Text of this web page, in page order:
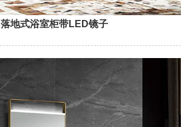
落地式浴室柜带LED镜子